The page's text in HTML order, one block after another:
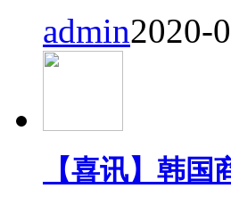
admin2020-
【喜讯】韩